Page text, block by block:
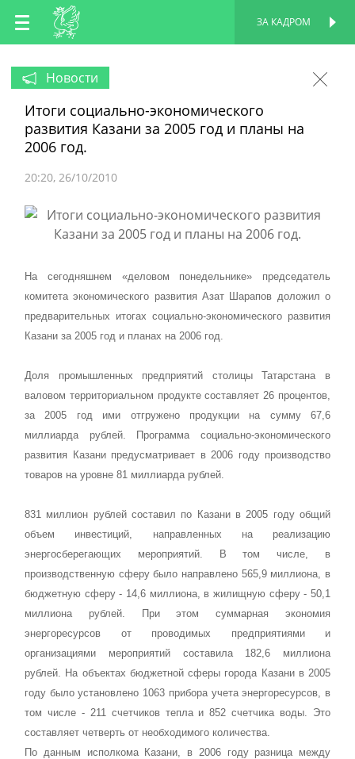
RU
EN
ЗА КАДРОМ
Новости
Итоги социально-экономического
развития Казани за 2005 год и планы на
2006 год.
20:20 26/10/2010
На сегодняшнем «деловом понедельнике» председатель
комитета экономического развития Азат Шарапов доложил о
предварительных итогах социально-экономического развития
Казани за 2005 год и планах на 2006 год.
Доля промышленных предприятий столицы Татарстана в
валовом территориальном продукте составляет 26 процентов,
за 2005 год ими отгружено продукции на сумму 67,6
миллиарда рублей. Программа социально-экономического
развития Казани предусматривает в 2006 году производство
товаров на уровне 81 миллиарда рублей.
831 миллион рублей составил по Казани в 2005 году общий
объем инвестиций, направленных на реализацию
энергосберегающих мероприятий. В том числе, в
производственную сферу было направлено 565,9 миллиона, в
бюджетную сферу - 14,6 миллиона, в жилищную сферу - 50,1
миллиона рублей. При этом суммарная экономия
энергоресурсов от проводимых предприятиями и
организациями мероприятий составила 182,6 миллиона
рублей. На объектах бюджетной сферы города Казани в 2005
году было установлено 1063 прибора учета энергоресурсов, в
том числе - 211 счетчиков тепла и 852 счетчика воды. Это
составляет четверть от необходимого количества.
По данным исполкома Казани, в 2006 году разница между
ПЕРСОНАЛЬНАЯ